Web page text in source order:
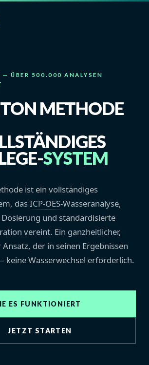
ÜBER 500.000 ANALYSEN
METHODE
SYSTEM
ist ein vollständiges
dasICP-OES-Wasseranalyse,
und standardisierte
vereint. Ein ganzheitlicher,
der in seinen Ergebnissen
keine Wasserwechsel erforderlich.
ES FUNKTIONIERT
JETZT STARTEN